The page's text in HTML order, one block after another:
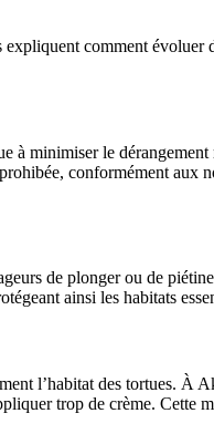
comment évoluer
à minimiser le dérangement
conformément aux
de plonger ou de
ainsi les habitats
l’habitat des tortues. À
trop de crème. Cette